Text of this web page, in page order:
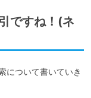
ですね！(ネ
について書いていき